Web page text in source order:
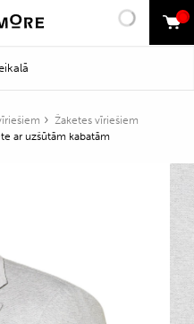
0
Žaketes vīriešiem
ar uzšūtām kabatām